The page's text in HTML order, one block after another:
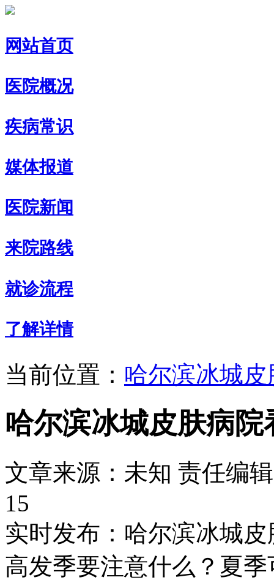
网站首页
医院概况
疾病常识
媒体报道
医院新闻
来院路线
就诊流程
了解详情
当前位置： 哈尔滨冰城
哈尔滨冰城皮肤病
文章来源：未知 责任编
15
实时发布：哈尔滨冰城
高发季要注意什么？夏